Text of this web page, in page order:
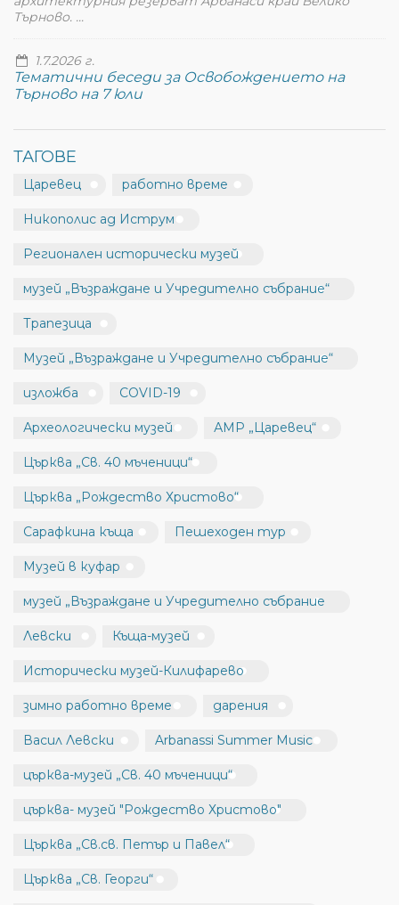
Търново. ...
1.7.2026 г.
Тематични беседи за Освобождението на
Търново на 7 юли
ТАГОВЕ
Царевец работно време
Никополис ад Иструм
Регионален исторически музей
музей „Възраждане и Учредително събрание“
Трапезица
Музей „Възраждане и Учредително събрание“
изложба COVID-19
Археологически музей АМР „Царевец“
Църква „Св. 40 мъченици“
Църква „Рождество Христово“
Сарафкина къща Пешеходен тур
Музей в куфар
музей „Възраждане и Учредително събрание
Левски Къща-музей
Исторически музей-Килифарево
зимно работно време дарения
Васил Левски Arbanassi Summer Music
църква-музей „Св. 40 мъченици“
църква- музей "Рождество Христово"
Църква „Св.св. Петър и Павел“
Църква „Св. Георги“